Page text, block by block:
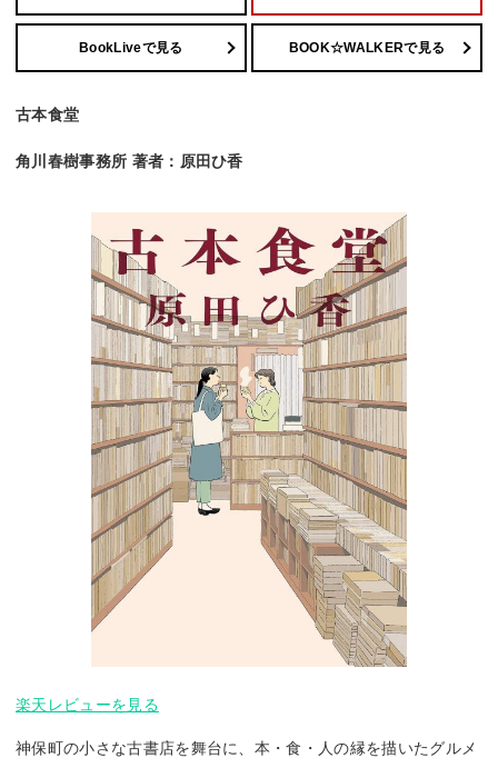
BookLiveで見る BOOK☆WALKERで見る
古本食堂
角川春樹事務所 著者：原田ひ香
楽天レビューを見る
神保町の小さな古書店を舞台に、本・食・人の縁を描いたグルメ